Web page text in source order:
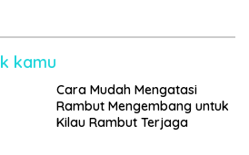
kamu
Cara Mudah Mengatasi
Rambut Mengembang untuk
Kilau Rambut Terjaga